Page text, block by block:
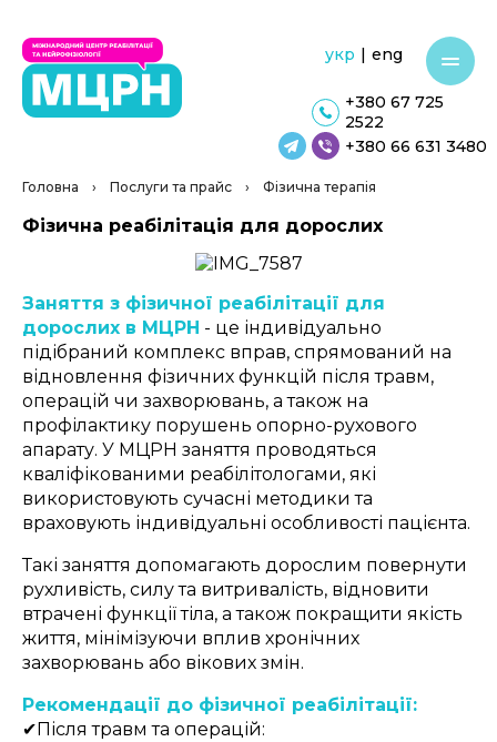
+380 66 631 3480
+380 67 725
2522
укр | eng
Головна › Послуги та прайс › Фізична терапія
Фізична реабілітація для дорослих
Заняття з фізичної реабілітації для
дорослих в МЦРН - це індивідуально
підібраний комплекс вправ, спрямований на
відновлення фізичних функцій після травм,
операцій чи захворювань, а також на
профілактику порушень опорно-рухового
апарату. У МЦРН заняття проводяться
кваліфікованими реабілітологами, які
використовують сучасні методики та
враховують індивідуальні особливості пацієнта.
Такі заняття допомагають дорослим повернути
рухливість, силу та витривалість, відновити
втрачені функції тіла, а також покращити якість
життя, мінімізуючи вплив хронічних
захворювань або вікових змін.
Рекомендації до фізичної реабілітації:
✔Після травм та операцій: